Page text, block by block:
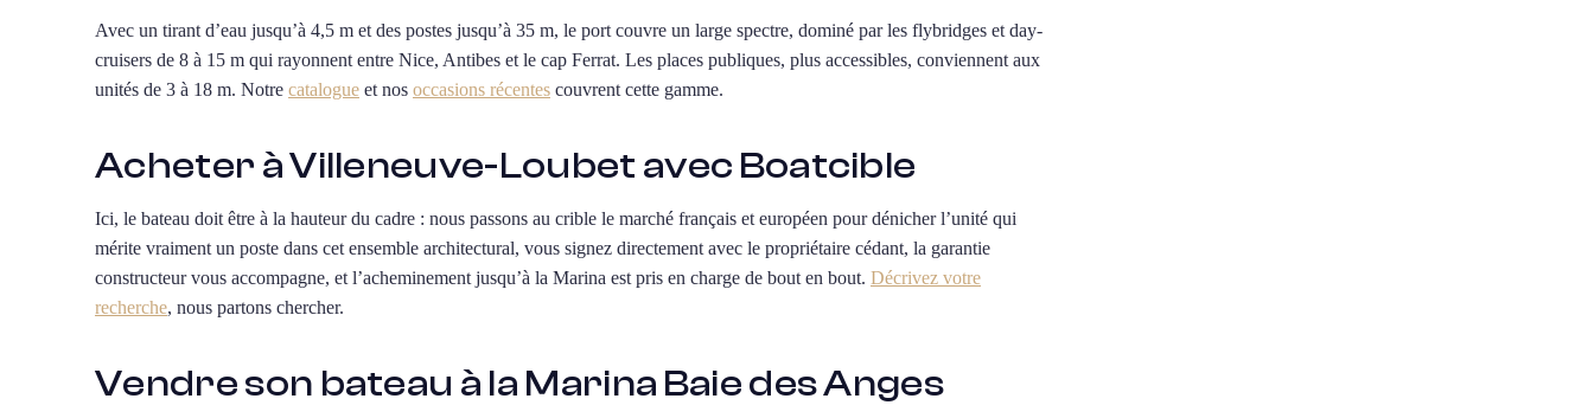
Avec un tirant d’eau jusqu’à 4,5 m et des postes jusqu’à 35 m, le port couvre un large spectre, dominé par les flybridges et day-
cruisers de 8 à 15 m qui rayonnent entre Nice, Antibes et le cap Ferrat. Les places publiques, plus accessibles, conviennent aux
unités de 3 à 18 m. Notre catalogue et nos occasions récentes couvrent cette gamme.
Acheter à Villeneuve-Loubet avec Boatcible
Ici, le bateau doit être à la hauteur du cadre : nous passons au crible le marché français et européen pour dénicher l’unité qui
mérite vraiment un poste dans cet ensemble architectural, vous signez directement avec le propriétaire cédant, la garantie
constructeur vous accompagne, et l’acheminement jusqu’à la Marina est pris en charge de bout en bout. Décrivez votre
recherche, nous partons chercher.
Vendre son bateau à la Marina Baie des Anges